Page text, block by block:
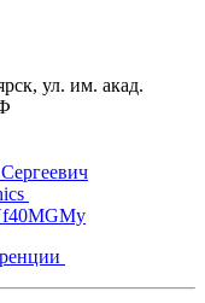
ул. им. акад.